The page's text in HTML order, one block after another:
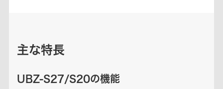
主な特長
UBZ-S27/S20の機能